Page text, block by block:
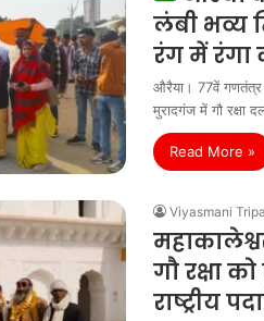
लंबी भव्य
रंग में रंगा
औरैया। 77वें
मुरादगंज में गौ रक्षा
Read More »
Viyasmani
गौ रक्षा
राष्ट्रीय